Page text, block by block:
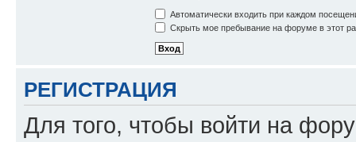
Автоматически входить при каждом
Скрыть мое пребывание на форуме в этот
РЕГИСТРАЦИЯ
Для того, чтобы войти на